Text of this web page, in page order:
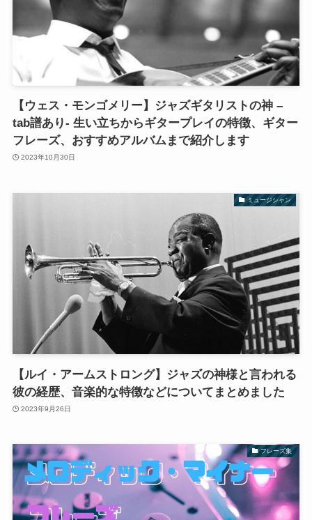
【ウェス・モンゴメリー】ジャズギタリストの神 –
tab譜あり- 生い立ちからギタープレイの特徴、ギター
フレーズ、おすすめアルバムまで紹介します
2023年10月30日
ミュージシャン
【ルイ・アームストロング】ジャズの神様と言われる
彼の経歴、音楽的な特徴などについてまとめました
2023年9月26日
フレーズ集